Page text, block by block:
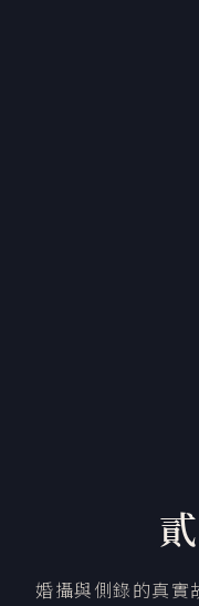
婚攝與側錄的真